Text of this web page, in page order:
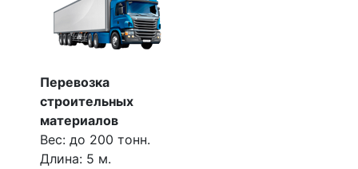
Перевозка
строительных
материалов
Вес: до 200 тонн.
Длина: 5 м.